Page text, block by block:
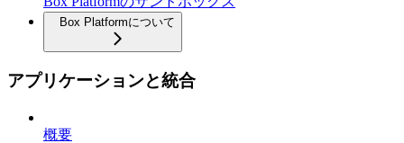
Box Platformについて
アプリケーションと統合
概要